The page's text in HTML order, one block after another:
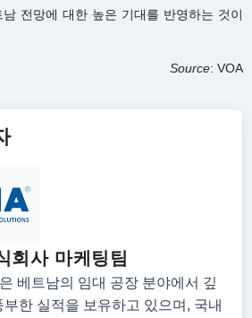
전망에 대한 높은 기대를 반영하는 것이
Source: VOA
회사 마케팅팀
베트남의 임대 공장 분야에서 깊
한 실적을 보유하고 있으며, 국내